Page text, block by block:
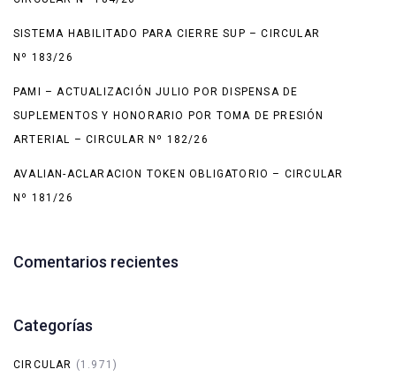
SISTEMA HABILITADO PARA CIERRE SUP – CIRCULAR
Nº 183/26
PAMI – ACTUALIZACIÓN JULIO POR DISPENSA DE
SUPLEMENTOS Y HONORARIO POR TOMA DE PRESIÓN
ARTERIAL – CIRCULAR Nº 182/26
AVALIAN-ACLARACION TOKEN OBLIGATORIO – CIRCULAR
Nº 181/26
Comentarios recientes
Categorías
CIRCULAR (1.971)